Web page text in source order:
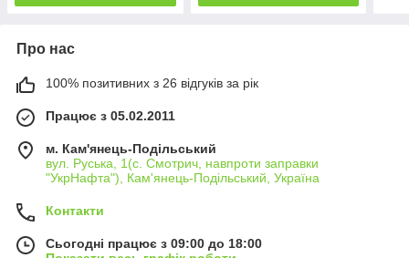
Про нас
100% позитивних з 26 відгуків за рік
Працює з 05.02.2011
м. Кам'янець-Подільський
вул. Руська, 1(с. Смотрич, навпроти заправки
"УкрНафта"), Кам'янець-Подільський, Україна
Контакти
Сьогодні працює з 09:00 до 18:00